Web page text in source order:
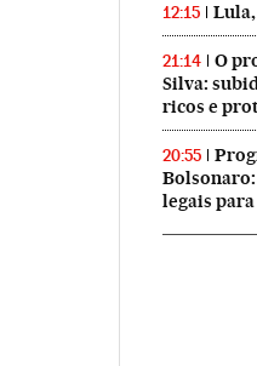
12:15
21:14
O
Silva:
ricos e
20:55
legais